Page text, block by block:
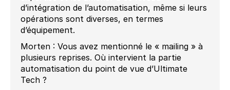
d’intégration de l’automatisation, même si leurs
opérations sont diverses, en termes
d’équipement.
Morten : Vous avez mentionné le « mailing » à
plusieurs reprises. Où intervient la partie
automatisation du point de vue d’Ultimate
Tech ?